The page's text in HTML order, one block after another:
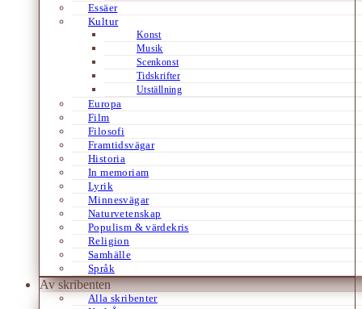
Essäer
Kultur
Konst
Musik
Scenkonst
Tidskrifter
Utställning
Europa
Film
Filosofi
Framtidsvägar
Historia
In memoriam
Lyrik
Minnesvägar
Naturvetenskap
Populism & värdekris
Religion
Samhälle
Språk
Av skribenten
Alla skribenter